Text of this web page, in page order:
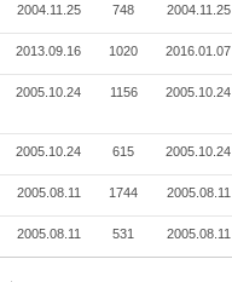
2004.11.25 748 2004.11.25
2013.09.16 1020 2016.01.07
2005.10.24 1156 2005.10.24
2005.10.24 615 2005.10.24
2005.08.11 1744 2005.08.11
2005.08.11 531 2005.08.11